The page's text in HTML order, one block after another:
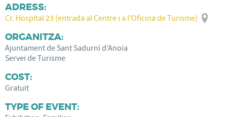
ADRESS:
Cr. Hospital 23 (entrada al Centre i a l'Oficina de Turisme)
ORGANITZA:
Ajuntament de Sant Sadurní d'Anoia
Servei de Turisme
COST:
Gratuït
TYPE OF EVENT: